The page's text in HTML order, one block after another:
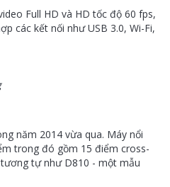
Full HD và HD tốc độ 60 fps,
các kết nối như USB 3.0, Wi-Fi,
năm 2014 vừa qua. Máy nổi
trong đó gồm 15 điểm cross-
tự như D810 - một mẫu